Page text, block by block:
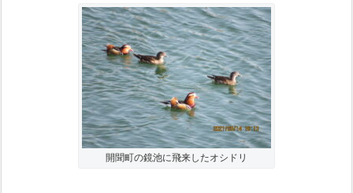
開聞町の鏡池に飛来したオシドリ